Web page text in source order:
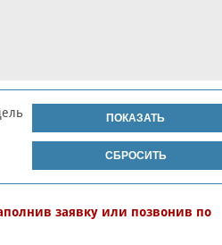
заявку или позвонив по